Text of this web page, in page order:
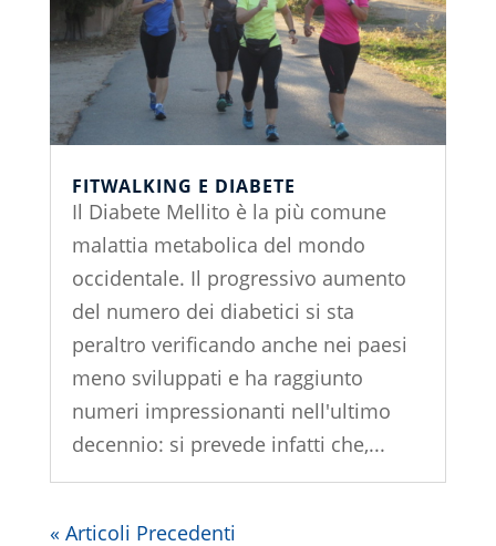
FITWALKING E DIABETE
Il Diabete Mellito è la più comune
malattia metabolica del mondo
occidentale. Il progressivo aumento
del numero dei diabetici si sta
peraltro verificando anche nei paesi
meno sviluppati e ha raggiunto
numeri impressionanti nell'ultimo
decennio: si prevede infatti che,...
« Articoli Precedenti